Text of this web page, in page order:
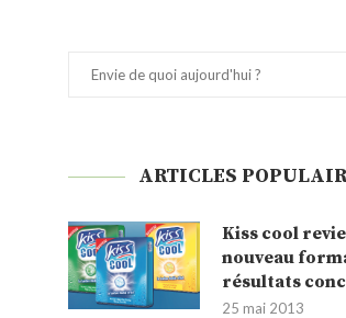
ARTICLES
Kiss cool
nouveau
résultats
25 mai 2013